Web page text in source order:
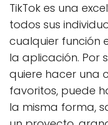
TikTok es una
todos sus
cualquier función
la aplicación. Por
quiere hacer una
favoritos, puede
la misma forma,